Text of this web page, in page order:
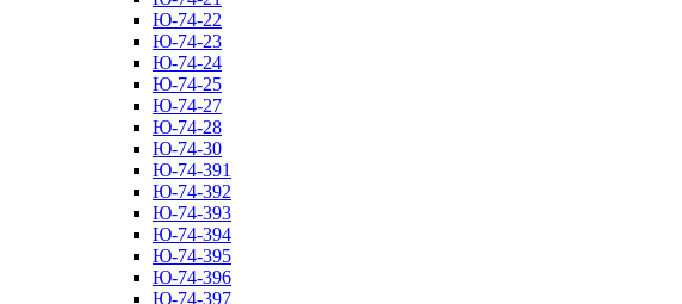
Ю-74-22
Ю-74-23
Ю-74-24
Ю-74-25
Ю-74-27
Ю-74-28
Ю-74-30
Ю-74-391
Ю-74-392
Ю-74-393
Ю-74-394
Ю-74-395
Ю-74-396
Ю-74-397